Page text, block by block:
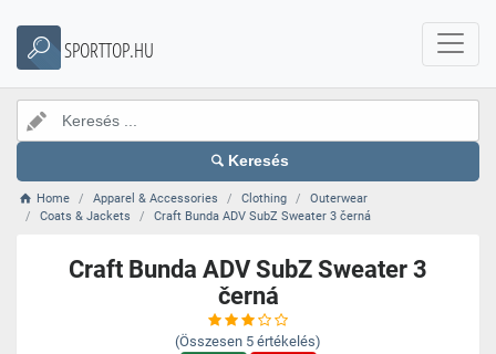
SPORTTOP.HU
Keresés
Home Apparel & Accessories Clothing
Outerwear
Coats & Jackets
Craft Bunda ADV SubZ Sweater 3 černá
Craft Bunda ADV SubZ Sweater 3
černá
(Összesen 5 értékelés)